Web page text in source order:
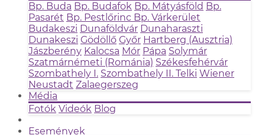
Bp. Buda Bp. Budafok Bp. Mátyásföld Bp.
Pasarét Bp. Pestlőrinc Bp. Várkerület
Budakeszi Dunaföldvár Dunaharaszti
Dunakeszi Gödöllő Győr Hartberg (Ausztria)
Jászberény Kalocsa Mór Pápa Solymár
Szatmárnémeti (Románia) Székesfehérvár
Szombathely I. Szombathely II. Telki Wiener
Neustadt Zalaegerszeg
Média
Fotók Videók Blog
Események